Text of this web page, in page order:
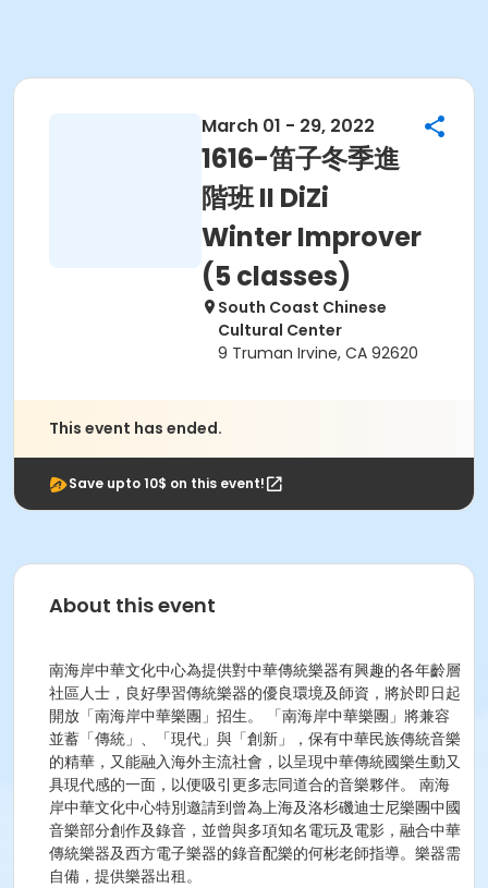
March 01 - 29, 2022
1616-笛子冬季進
階班 II DiZi
Winter Improver
(5 classes)
South Coast Chinese
Cultural Center
9 Truman Irvine, CA 92620
This event has ended.
Save upto 10$ on this event!
About this event
南海岸中華文化中心為提供對中華傳統樂器有興趣的各年齡層
社區人士，良好學習傳統樂器的優良環境及師資，將於即日起
開放「南海岸中華樂團」招生。 「南海岸中華樂團」將兼容
並蓄「傳統」、「現代」與「創新」，保有中華民族傳統音樂
的精華，又能融入海外主流社會，以呈現中華傳統國樂生動又
具現代感的一面，以便吸引更多志同道合的音樂夥伴。 南海
岸中華文化中心特別邀請到曾為上海及洛杉磯迪士尼樂團中國
音樂部分創作及錄音，並曾與多項知名電玩及電影，融合中華
傳統樂器及西方電子樂器的錄音配樂的何彬老師指導。樂器需
自備，提供樂器出租。